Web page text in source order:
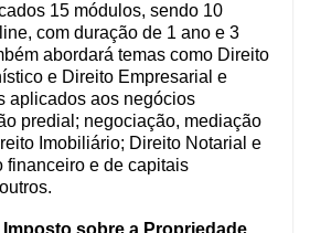
15 módulos, sendo 10
com duração de 1 ano e 3
abordará temas como Direito
e Direito Empresarial e
aplicados aos negócios
predial; negociação, mediação
Imobiliário; Direito Notarial e
financeiro e de capitais
Imposto sobre a Propriedade